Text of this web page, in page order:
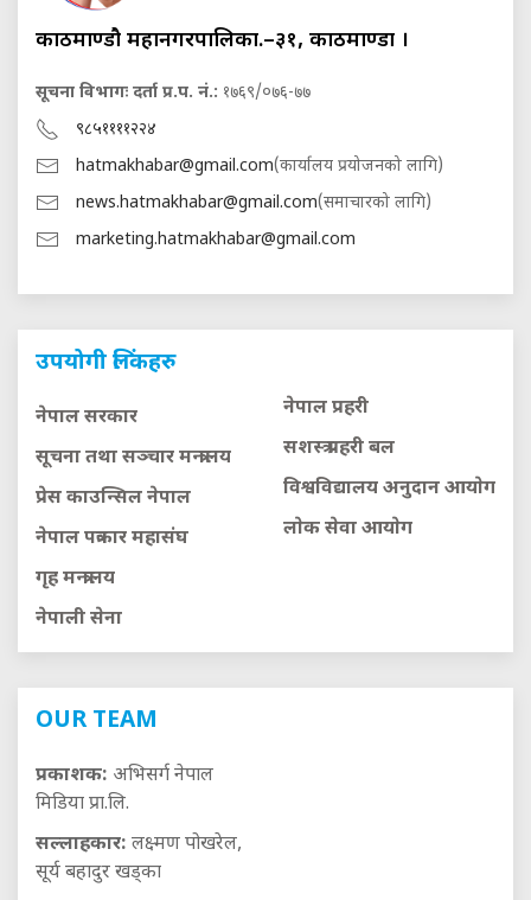
काठमाण्डौ महानगरपालिका.–३१, काठमाण्डौं ।
सूचना विभागः दर्ता प्र.प. नं.: १७६९/०७६-७७
९८५११११२२४
hatmakhabar@gmail.com(कार्यालय प्रयोजनको लागि)
news.hatmakhabar@gmail.com(समाचारको लागि)
marketing.hatmakhabar@gmail.com
उपयोगी लिंकहरु
नेपाल सरकार
सूचना तथा सञ्चार मन्त्रालय
प्रेस काउन्सिल नेपाल
नेपाल पत्रकार महासंघ
गृह मन्त्रालय
नेपाली सेना
नेपाल प्रहरी
सशस्त्र प्रहरी बल
विश्वविद्यालय अनुदान आयाेग
लाेक सेवा आयाेग
OUR TEAM
प्रकाशक: अभिसर्ग नेपाल
मिडिया प्रा.लि.
सल्लाहकार: लक्ष्मण पोखरेल,
सूर्य बहादुर खड्का